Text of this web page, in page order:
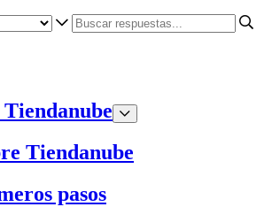
Tiendanube
Tiendanube
pasos